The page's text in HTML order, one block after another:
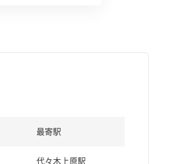
最寄駅
代々木上原駅